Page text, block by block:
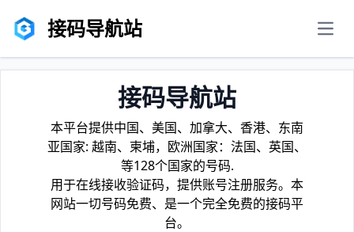
接码导航站
接码导航站
本平台提供中国、美国、加拿大、香港、东南
亚国家: 越南、柬埔，欧洲国家：法国、英国、
等128个国家的号码.
用于在线接收验证码，提供账号注册服务。本
网站一切号码免费、是一个完全免费的接码平
台。